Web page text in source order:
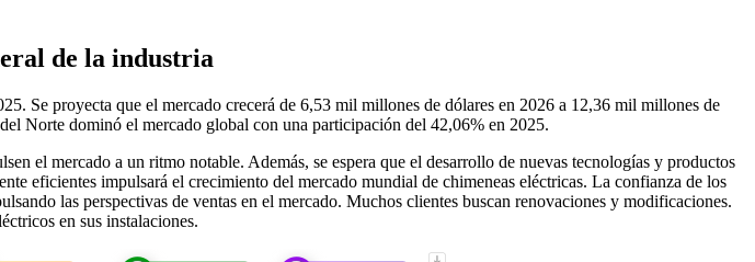
de la industria
Se proyecta que el mercado crecerá de 6,53 mil millones de dólares en 2026 a 12,36 mil millones de
Norte dominó el mercado global con una participación del 42,06% en 2025.
el mercado a un ritmo notable. Además, se espera que el desarrollo de nuevas tecnologías y productos
eficientes impulsará el crecimiento del mercado mundial de chimeneas eléctricas. La confianza de los
las perspectivas de ventas en el mercado. Muchos clientes buscan renovaciones y modificaciones.
en sus instalaciones.